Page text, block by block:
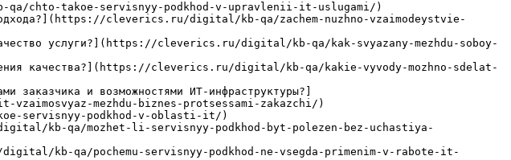
qa/chto-takoe-servisnyy-podkhod-v-upravlenii-it-uslugami/)
подхода?](https://cleverics.ru/digital/kb-qa/zachem-nuzhno-vzaimodeystvie-
услуги?](https://cleverics.ru/digital/kb-qa/kak-svyazany-mezhdu-soboy-
качества?](https://cleverics.ru/digital/kb-qa/kakie-vyvody-mozhno-sdelat-
заказчика и возможностями ИТ-инфраструктуры?]
mezhdu-biznes-protsessami-zakazchi/)
servisnyy-podkhod-v-oblasti-it/)
kb-qa/mozhet-li-servisnyy-podkhod-byt-polezen-bez-uchastiya-
kb-qa/pochemu-servisnyy-podkhod-ne-vsegda-primenim-v-rabote-it-